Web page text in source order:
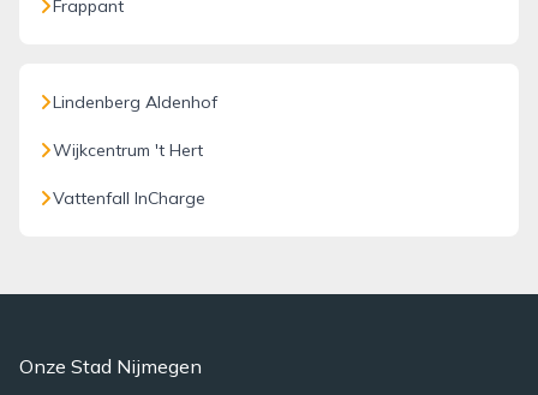
Frappant
Lindenberg Aldenhof
Wijkcentrum 't Hert
Vattenfall InCharge
Onze Stad Nijmegen